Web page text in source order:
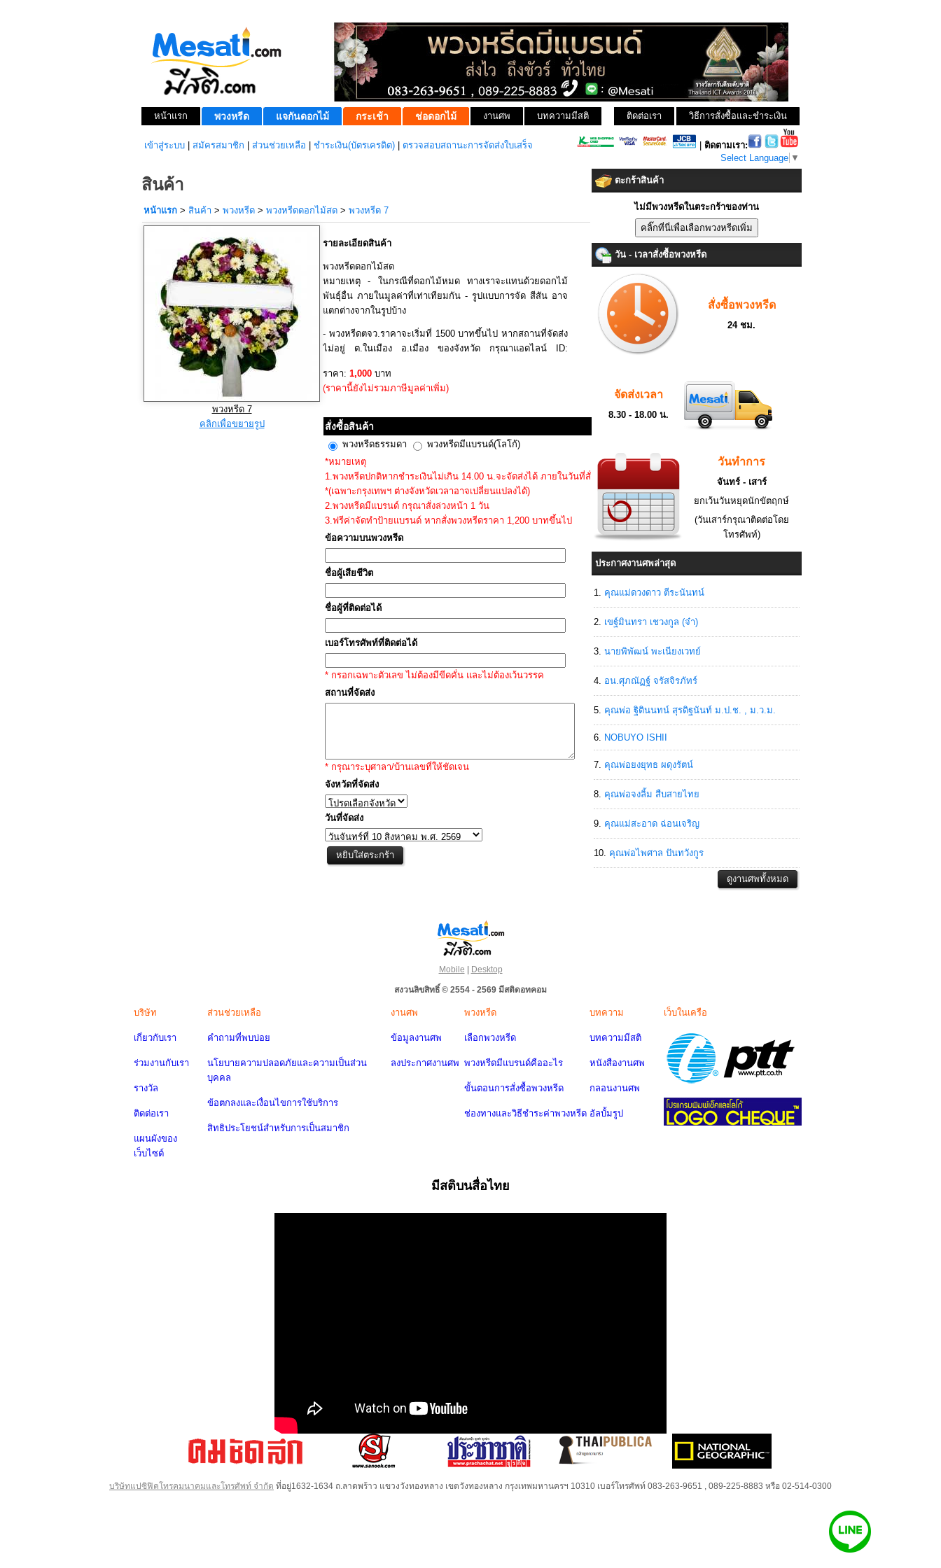
หน้าแรก พวงหรีด แจกันดอกไม้ กระเช้า ช่อดอกไม้ งานศพ บทความมีสติ วิธีการสั่งซื้อและชำระเงิน
ติดต่อเรา
เข้าสู่ระบบ สมัครสมาชิก ส่วนช่วยเหลือ ชำระเงิน(บัตรเครดิต) ตรวจสอบสถานะการจัดส่งใบเสร็จ
ติดตามเรา:
Select Language ▼
สินค้า
หน้าแรก > สินค้า > พวงหรีด > พวงหรีดดอกไม้สด > พวงหรีด 7
พวงหรีด 7
คลิกเพื่อขยายรูป
รายละเอียดสินค้า
พวงหรีดดอกไม้สด
หมายเหตุ - ในกรณีที่ดอกไม้หมด ทางเราจะแทนด้วยดอกไม้
พันธุ์อื่น ภายในมูลค่าที่เท่าเทียมกัน - รูปแบบการจัด สีสัน อาจ
แตกต่างจากในรูปบ้าง
- พวงหรีดตจว.ราคาจะเริ่มที่ 1500 บาทขึ้นไป หากสถานที่จัดส่ง
ไม่อยู่ ต.ในเมือง อ.เมือง ของจังหวัด กรุณาแอดไลน์ ID:
นั้น ก่อนทำการสั่งซื้อ
ราคา: 1,000 บาท
(ราคานี้ยังไม่รวมภาษีมูลค่าเพิ่ม)
สั่งซื้อสินค้า
พวงหรีดธรรมดา
พวงหรีดมีแบรนด์(โลโก้)
*หมายเหตุ
1.พวงหรีดปกติหากชำระเงินไม่เกิน 14.00 น.จะจัดส่งได้ ภายในวันที่สั่ง
*(เฉพาะกรุงเทพฯ ต่างจังหวัดเวลาอาจเปลี่ยนแปลงได้)
2.พวงหรีดมีแบรนด์ กรุณาสั่งล่วงหน้า 1 วัน
3.ฟรีค่าจัดทำป้ายแบรนด์ หากสั่งพวงหรีดราคา 1,200 บาทขึ้นไป
ข้อความบนพวงหรีด
ชื่อผู้เสียชีวิต
ชื่อผู้ที่ติดต่อได้
เบอร์โทรศัพท์ที่ติดต่อได้
* กรอกเฉพาะตัวเลข ไม่ต้องมีขีดคั่น และไม่ต้องเว้นวรรค
สถานที่จัดส่ง
* กรุณาระบุศาลา/บ้านเลขที่ให้ชัดเจน
จังหวัดที่จัดส่ง
วันที่จัดส่ง
ตะกร้าสินค้า
ไม่มีพวงหรีดในตระกร้าของท่าน
วัน - เวลาสั่งซื้อพวงหรีด
สั่งซื้อพวงหรีด
24 ชม.
จัดส่งเวลา
8.30 - 18.00 น.
วันทำการ
จันทร์ - เสาร์
ยกเว้นวันหยุดนักขัตฤกษ์
(วันเสาร์กรุณาติดต่อโดย
โทรศัพท์)
ประกาศงานศพล่าสุด
คุณแม่ดวงดาว ตีระนันทน์
เขฐ์มินทรา เชวงกูล (จ๋า)
นายพิพัฒน์ พะเนียงเวทย์
อน.ศุภณัฏฐ์ จรัสจิรภัทร์
คุณพ่อ ฐิตินนทน์ สุรดิฐนันท์ ม.ป.ช. , ม.ว.ม.
NOBUYO ISHII
คุณพ่อยงยุทธ ผดุงรัตน์
คุณพ่อจงลิ้ม สืบสายไทย
คุณแม่สะอาด ฉ่อนเจริญ
คุณพ่อไพศาล ปันทวังกูร
Mobile | Desktop
สงวนลิขสิทธิ์ © 2554 - 2569 มีสติดอทคอม
บริษัท
เกี่ยวกับเรา
ร่วมงานกับเรา
รางวัล
ติดต่อเรา
แผนผังของ
เว็บไซต์
ส่วนช่วยเหลือ
คำถามที่พบบ่อย
นโยบายความปลอดภัยและความเป็นส่วน
บุคคล
ข้อตกลงและเงื่อนไขการใช้บริการ
สิทธิประโยชน์สำหรับการเป็นสมาชิก
งานศพ
ข้อมูลงานศพ
ลงประกาศงานศพ
พวงหรีด
เลือกพวงหรีด
พวงหรีดมีแบรนด์คืออะไร
ขั้นตอนการสั่งซื้อพวงหรีด
ช่องทางและวิธีชำระค่าพวงหรีด
บทความ
บทความมีสติ
หนังสืองานศพ
กลอนงานศพ
อัลบั้มรูป
เว็บในเครือ
มีสติบนสื่อไทย
บริษัทแปซิฟิคโทรคมนาคมและโทรศัพท์ จำกัด ที่อยู่1632-1634 ถ.ลาดพร้าว แขวงวังทองหลาง เขตวังทองหลาง กรุงเทพมหานครฯ 10310 เบอร์โทรศัพท์ 083-263-9651 , 089-225-8883 หรือ 02-514-0300